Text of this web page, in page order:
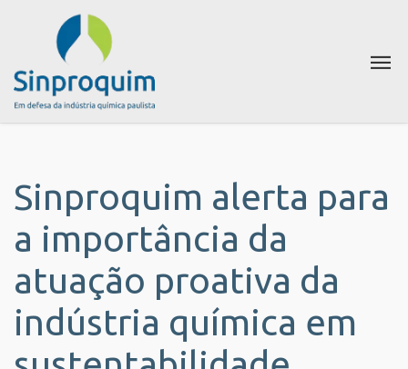
Sinproquim alerta para
a importância da
atuação proativa da
indústria química em